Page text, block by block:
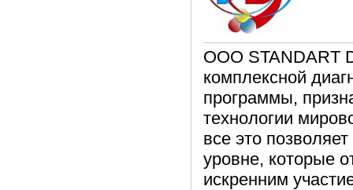
OOO STANDART
комплексной
программы,
технологии
все это
уровне, которые
искренним